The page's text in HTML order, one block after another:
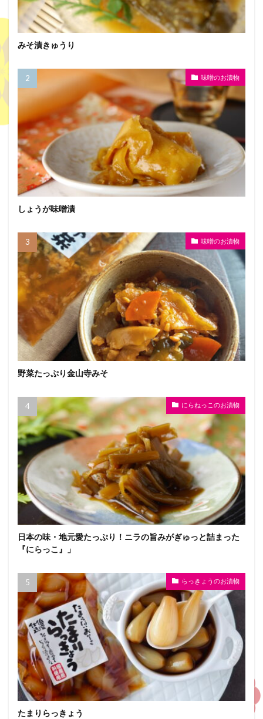
みそ漬きゅうり
味噌のお漬物
しょうが味噌漬
味噌のお漬物
野菜たっぷり金山寺みそ
にらねっこのお漬物
日本の味・地元愛たっぷり！ニラの旨みがぎゅっと詰まった
『にらっこ』」
らっきょうのお漬物
たまりらっきょう